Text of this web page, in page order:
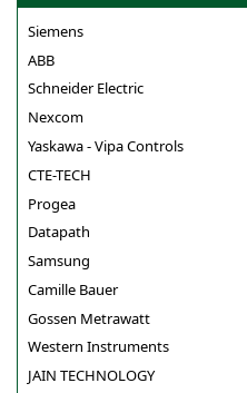
Siemens
ABB
Schneider Electric
Nexcom
Yaskawa - Vipa Controls
CTE-TECH
Progea
Datapath
Samsung
Camille Bauer
Gossen Metrawatt
Western Instruments
JAIN TECHNOLOGY